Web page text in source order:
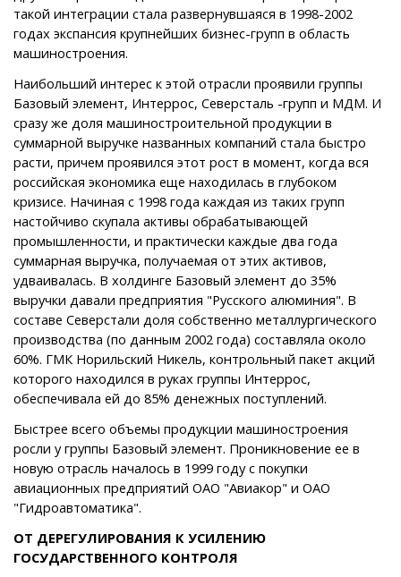
такой интеграции стала развернувшаяся в 1998-2002
годах экспансия крупнейших бизнес-групп в область
машиностроения.
Наибольший интерес к этой отрасли проявили группы
Базовый элемент, Интеррос, Северсталь -групп и МДМ. И
сразу же доля машиностроительной продукции в
суммарной выручке названных компаний стала быстро
расти, причем проявился этот рост в момент, когда вся
российская экономика еще находилась в глубоком
кризисе. Начиная с 1998 года каждая из таких групп
настойчиво скупала активы обрабатывающей
промышленности, и практически каждые два года
суммарная выручка, получаемая от этих активов,
удваивалась. В холдинге Базовый элемент до 35%
выручки давали предприятия "Русского алюминия". В
составе Северстали доля собственно металлургического
производства (по данным 2002 года) составляла около
60%. ГМК Норильский Никель, контрольный пакет акций
которого находился в руках группы Интеррос,
обеспечивала ей до 85% денежных поступлений.
Быстрее всего объемы продукции машиностроения
росли у группы Базовый элемент. Проникновение ее в
новую отрасль началось в 1999 году с покупки
авиационных предприятий ОАО "Авиакор" и ОАО
"Гидроавтоматика".
ОТ ДЕРЕГУЛИРОВАНИЯ К УСИЛЕНИЮ
ГОСУДАРСТВЕННОГО КОНТРОЛЯ